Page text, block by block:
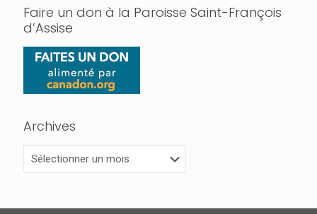
Faire un don à la Paroisse Saint-François
d’Assise
Archives